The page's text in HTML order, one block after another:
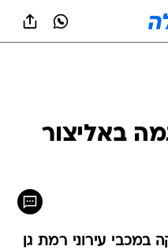
באליצור
עירוני רמת גן